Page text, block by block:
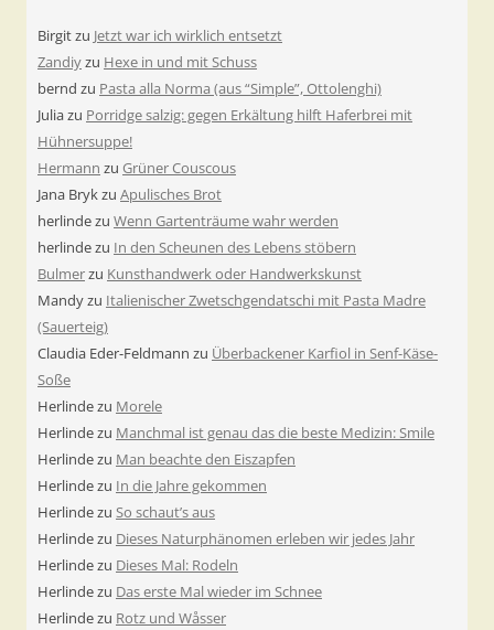
Birgitzu Jetzt war ich wirklich entsetzt
Zandiyzu Hexe in und mit Schuss
bernd zu Pasta alla Norma (aus “Simple”, Ottolenghi)
Juliazu Porridge salzig: gegen Erkältung hilft Haferbrei mit
Hühnersuppe!
Hermann zu Grüner Couscous
Jana Brykzu Apulisches Brot
herlindezu Wenn Gartenträume wahr werden
herlindezu In den Scheunen des Lebens stöbern
Bulmerzu Kunsthandwerk oder Handwerkskunst
Mandyzu Italienischer Zwetschgendatschi mit Pasta Madre
(Sauerteig)
Claudia Eder-Feldmann zu Überbackener Karfiol in Senf-Käse-
Soße
Herlindezu Morele
Herlindezu Manchmal ist genau das die beste Medizin: Smile
Herlindezu Man beachte den Eiszapfen
Herlindezu In die Jahre gekommen
Herlindezu So schaut’s aus
Herlindezu Dieses Naturphänomen erleben wir jedes Jahr
Herlindezu Dieses Mal: Rodeln
Herlindezu Das erste Mal wieder im Schnee
Herlindezu Rotz und Wåsser